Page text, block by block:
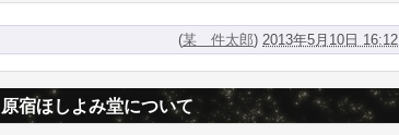
(某 件太郎) 2013年5月10日 16:12
原宿ほしよみ堂について